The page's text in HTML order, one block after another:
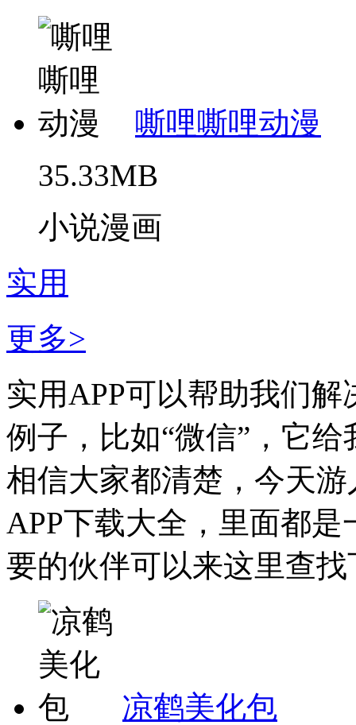
嘶哩嘶哩动漫
35.33MB
小说漫画
实用
更多>
实用APP可以帮助我们
例子，比如“微信”，它
相信大家都清楚，今天
APP下载大全，里面都
要的伙伴可以来这里查找
凉鹤美化包